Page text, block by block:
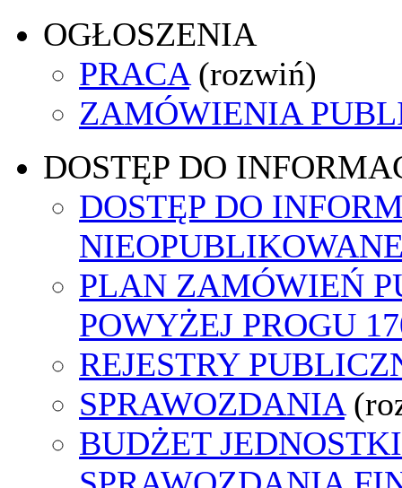
OGŁOSZENIA
PRACA (rozwiń)
ZAMÓWIENIA
DOSTĘP DO
DOSTĘP DO
PLAN ZAMÓWIEŃ
POWYŻEJ PROGU
REJESTRY
SPRAWOZDANIA
BUDŻET